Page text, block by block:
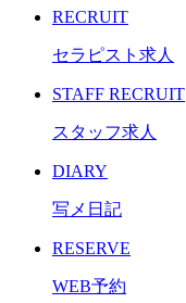
RECRUIT
セラピスト求人
STAFF RECRUIT
スタッフ求人
DIARY
写メ日記
RESERVE
WEB予約